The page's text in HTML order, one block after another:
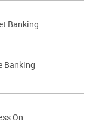
Banking
Banking
On